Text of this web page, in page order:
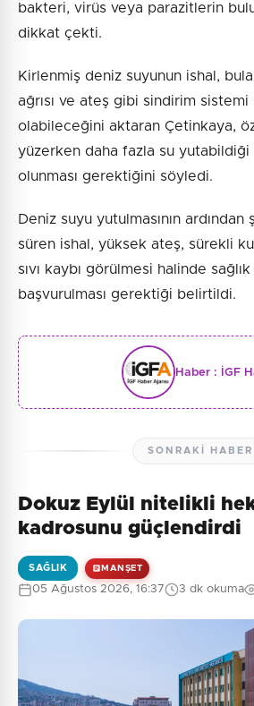
bakteri, virüs veya parazitlerin
dikkat çekti.
Kirlenmiş deniz suyunun ishal,
ağrısı ve ateş gibi sindirim sistemi
olabileceğini aktaran Çetinkaya,
yüzerken daha fazla su
olunması gerektiğini söyledi.
Deniz suyu yutulmasının
süren ishal, yüksek ateş, sürekli
sıvı kaybı görülmesi halinde
başvurulması gerektiği belirtildi.
Haber : İGF
SONRAKI HABER
Dokuz Eylül nitelikli
kadrosunu güçlendirdi
SAĞLIK MANŞET
05 Ağustos 2026, 16:37 3 dk okuma